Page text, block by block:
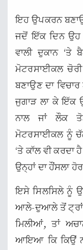
ਇਹ ਉਪਕਰਨ
ਜਦੋਂ ਇੱਕ ਦਿਨ
ਵਾਲੀ ਦੁਕਾਨ
ਮੋਟਰਸਾਈਕਲ
ਬਣਾਉਣ ਦਾ
ਜੁਗਾੜ ਲਾ ਕੇ ਇੱਕ
ਨਾਲ ਜਾਂ ਲੌਕ
ਮੋਟਰਸਾਈਕਲ ਨੂੰ
‘ਤੇ ਕਾੱਲ ਵੀ
ਉਨ੍ਹਾਂ ਦਾ ਹੌਂਸਲਾ
ਇਸੇ ਸਿਲਸਿਲੇ ਨੂੰ
ਆਲੇ-ਦੁਆਲੇ ਤੋਂ
ਮਿਲੀਆਂ, ਤਾਂ
ਆਇਆ ਕਿ ਕਿਉਂ